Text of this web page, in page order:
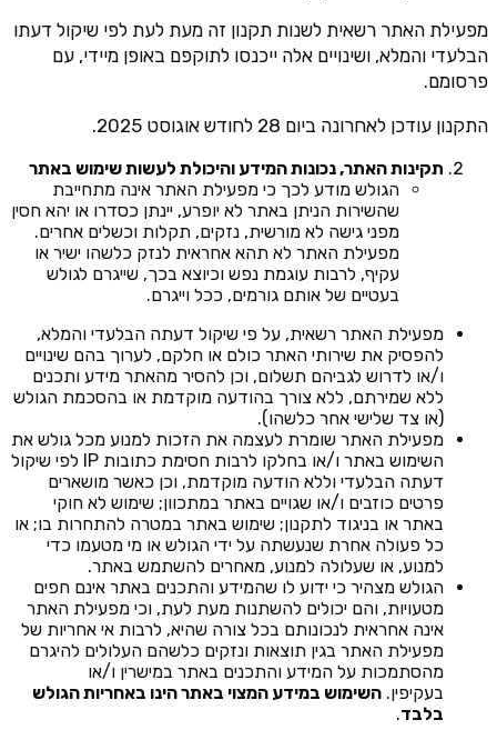
מפעילת האתר רשאית לשנות תקנון זה מעת לעת לפי שיקול דעתו
הבלעדי והמלא, ושינויים אלה ייכנסו לתוקפם באופן מיידי, עם
פרסומם.
התקנון עודכן לאחרונה ביום 28 לחודש אוגוסט 2025.
תקינות האתר, נכונות המידע והיכולת לעשות שימוש באתר
הגולש מודע לכך כי מפעילת האתר אינה מתחייבת
שהשירות הניתן באתר לא יופרע, יינתן כסדרו או יהא חסין
מפני גישה לא מורשית, נזקים, תקלות וכשלים אחרים.
מפעילת האתר לא תהא אחראית לנזק כלשהו ישיר או
עקיף, לרבות עוגמת נפש וכיוצא בכך, שייגרם לגולש
בעטיים של אותם גורמים, ככל וייגרם.
מפעילת האתר רשאית, על פי שיקול דעתה הבלעדי והמלא,
להפסיק את שירותי האתר כולם או חלקם, לערוך בהם שינויים
ו/או לדרוש לגביהם תשלום, וכן להסיר מהאתר מידע ותכנים
ללא שמירתם, ללא צורך בהודעה מוקדמת או בהסכמת הגולש
(או צד שלישי אחר כלשהו).
מפעילת האתר שומרת לעצמה את הזכות למנוע מכל גולש את
השימוש באתר ו/או בחלקו לרבות חסימת כתובות IP לפי שיקול
דעתה הבלעדי וללא הודעה מוקדמת, וכן כאשר מושארים
פרטים כוזבים ו/או שגויים באתר במתכוון; שימוש לא חוקי
באתר או בניגוד לתקנון; שימוש באתר במטרה להתחרות בו; או
כל פעולה אחרת שנעשתה על ידי הגולש או מי מטעמו כדי
למנוע, או שעלולה למנוע, מאחרים להשתמש באתר.
הגולש מצהיר כי ידוע לו שהמידע והתכנים באתר אינם חפים
מטעויות, והם יכולים להשתנות מעת לעת, וכי מפעילת האתר
אינה אחראית לנכונותם בכל צורה שהיא, לרבות אי אחריות של
מפעילת האתר בגין תוצאות ונזקים כלשהם העלולים להיגרם
מהסתמכות על המידע והתכנים באתר במישרין ו/או
בעקיפין. השימוש במידע המצוי באתר הינו באחריות הגולש
בלבד.